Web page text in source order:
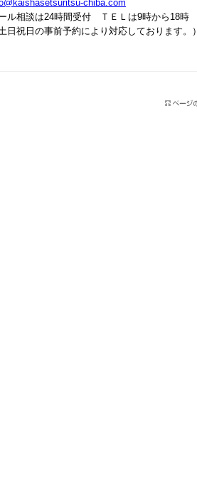
chiba.com
ル相談は24時間受付 ＴＥＬは9時から18時
日祝日の事前予約により対応しております。）